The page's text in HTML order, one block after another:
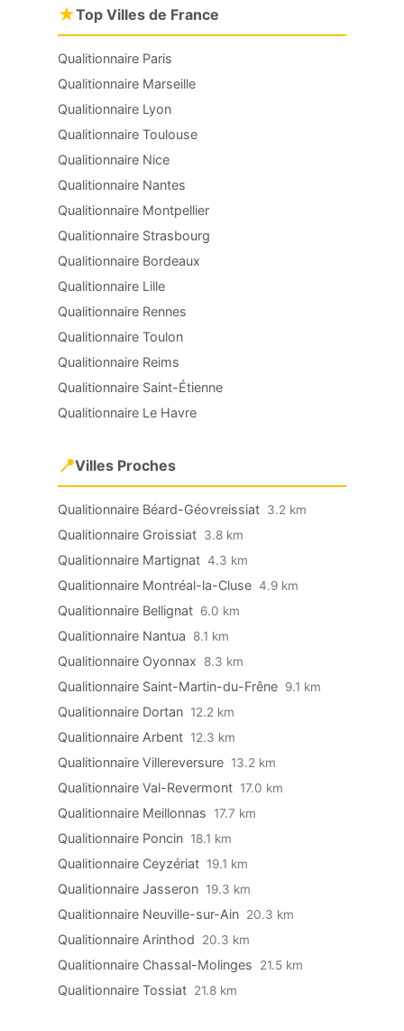
★Top Villes de France
Qualitionnaire Paris
Qualitionnaire Marseille
Qualitionnaire Lyon
Qualitionnaire Toulouse
Qualitionnaire Nice
Qualitionnaire Nantes
Qualitionnaire Montpellier
Qualitionnaire Strasbourg
Qualitionnaire Bordeaux
Qualitionnaire Lille
Qualitionnaire Rennes
Qualitionnaire Toulon
Qualitionnaire Reims
Qualitionnaire Saint-Étienne
Qualitionnaire Le Havre
📍Villes Proches
Qualitionnaire Béard-Géovreissiat 3.2 km
Qualitionnaire Groissiat 3.8 km
Qualitionnaire Martignat 4.3 km
Qualitionnaire Montréal-la-Cluse 4.9 km
Qualitionnaire Bellignat 6.0 km
Qualitionnaire Nantua 8.1 km
Qualitionnaire Oyonnax 8.3 km
Qualitionnaire Saint-Martin-du-Frêne 9.1 km
Qualitionnaire Dortan 12.2 km
Qualitionnaire Arbent 12.3 km
Qualitionnaire Villereversure 13.2 km
Qualitionnaire Val-Revermont 17.0 km
Qualitionnaire Meillonnas 17.7 km
Qualitionnaire Poncin 18.1 km
Qualitionnaire Ceyzériat 19.1 km
Qualitionnaire Jasseron 19.3 km
Qualitionnaire Neuville-sur-Ain 20.3 km
Qualitionnaire Arinthod 20.3 km
Qualitionnaire Chassal-Molinges 21.5 km
Qualitionnaire Tossiat 21.8 km